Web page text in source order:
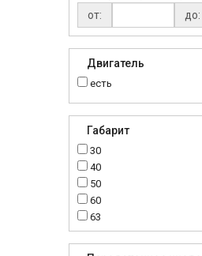
от:
до:
Двигатель
есть
Габарит
30
40
50
60
63
70